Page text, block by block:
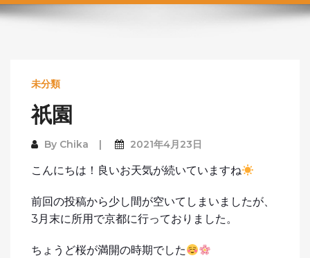
未分類
祇園
By Chika 2021年4月23日
こんにちは！良いお天気が続いていますね
前回の投稿から少し間が空いてしまいましたが、
3月末に所用で京都に行っておりました。
ちょうど桜が満開の時期でした